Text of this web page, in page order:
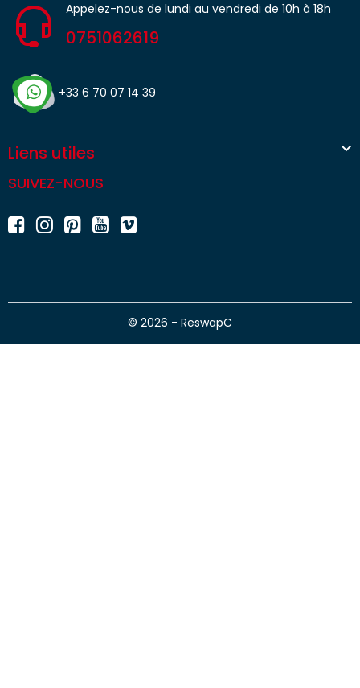
Appelez-nous de lundi au vendredi de 10h à 18h
0751062619
+33 6 70 07 14 39
Liens utiles 
SUIVEZ-NOUS
© 2026 - ReswapC